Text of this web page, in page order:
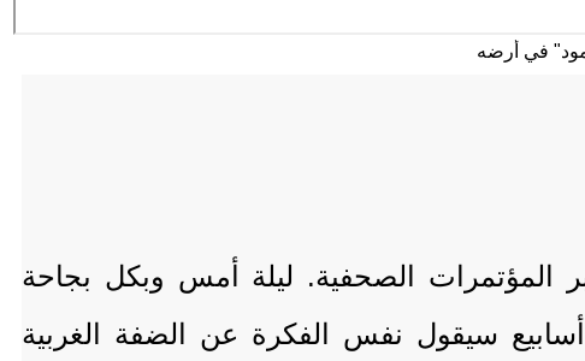
المؤتمرات الصحفية. ليلة أمس وبكل بجاحة
سيقول نفس الفكرة عن الضفة الغربية